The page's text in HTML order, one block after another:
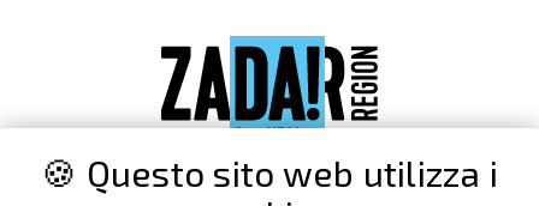
🍪 Questo sito web utilizza i